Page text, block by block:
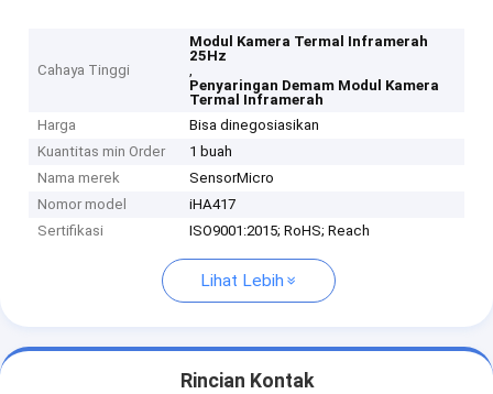
Cahaya Tinggi
Modul Kamera Termal Inframerah
25Hz
,
Penyaringan Demam Modul Kamera
Termal Inframerah
Harga
Bisa dinegosiasikan
Kuantitas min Order
1 buah
Nama merek
SensorMicro
Nomor model
iHA417
Sertifikasi
ISO9001:2015; RoHS; Reach
Lihat Lebih
Rincian Kontak